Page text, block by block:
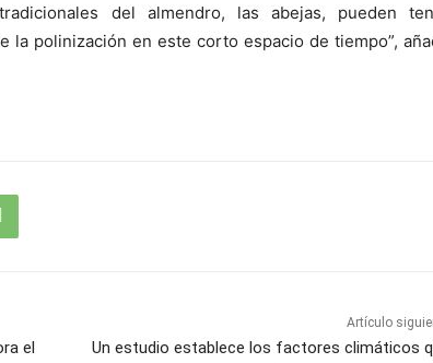
del almendro, las abejas, pueden
la polinización en este corto espacio de tiempo”,
el
Artículo
Un estudio establece los factores climáticos